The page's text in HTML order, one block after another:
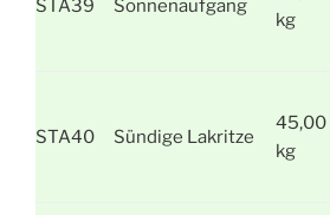
STA39 Sonnenaufgang
kg
STA40 Sündige Lakritze
45,00
kg